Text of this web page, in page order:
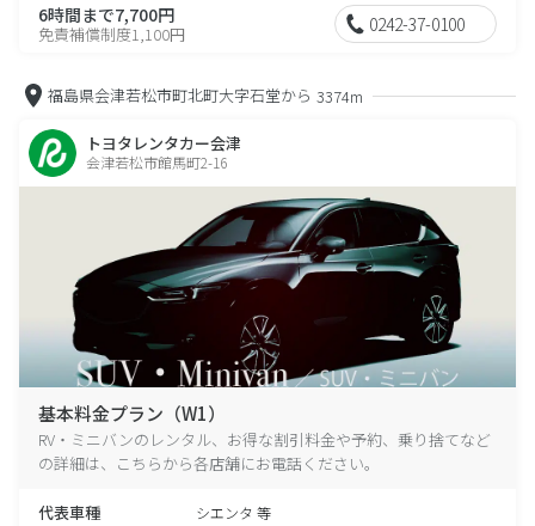
6時間まで7,700円
免責補償制度1,100円 0242-37-0100
福島県会津若松市町北町大字石堂から 3374m
トヨタレンタカー会津
会津若松市館馬町2-16
基本料金プラン（W1）
RV・ミニバンのレンタル、お得な割引料金や予約、乗り捨てなど
の詳細は、こちらから各店舗にお電話ください。
代表車種 シエンタ 等